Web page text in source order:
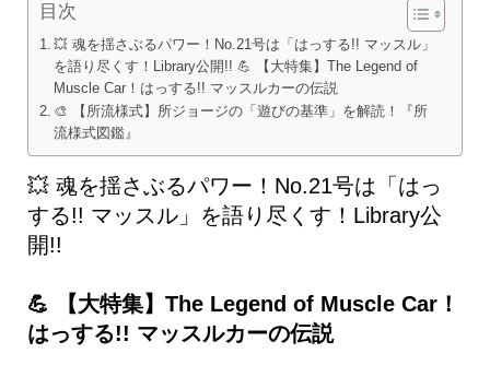
目次
💥 魂を揺さぶるパワー！No.21号は「はっする!! マッスル」
を語り尽くす！Library公開!! 💪 【大特集】The Legend of
Muscle Car！はっする!! マッスルカーの伝説
🎨 【所流様式】所ジョージの「遊びの基準」を解読！『所
流様式図鑑』
💥 魂を揺さぶるパワー！No.21号は「はっ
する!! マッスル」を語り尽くす！Library公
開!!
💪 【大特集】The Legend of Muscle Car！
はっする!! マッスルカーの伝説